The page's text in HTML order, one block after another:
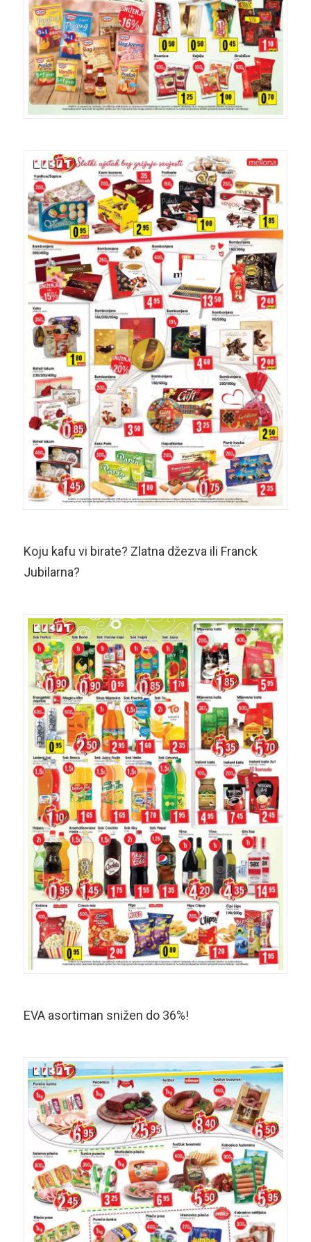
Koju kafu vi birate? Zlatna džezva ili Franck
Jubilarna?
EVA asortiman snižen do 36%!